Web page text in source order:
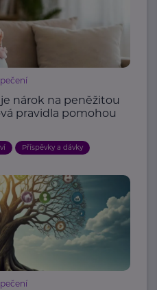
nárok na peněžitou
pravidla pomohou
Příspěvky a dávky